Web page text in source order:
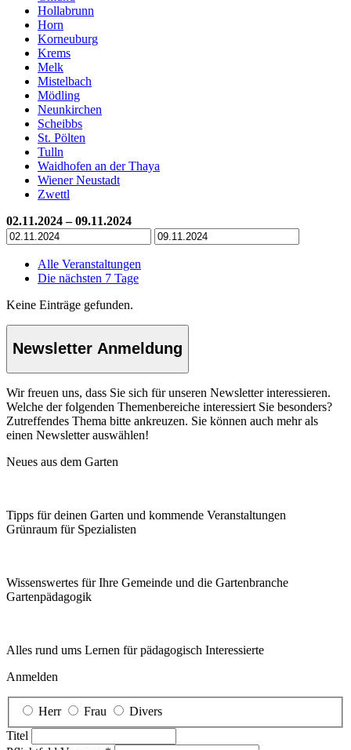
Hollabrunn
Horn
Korneuburg
Krems
Melk
Mistelbach
Mödling
Neunkirchen
Scheibbs
St. Pölten
Tulln
Waidhofen an der Thaya
Wiener Neustadt
Zwettl
02.11.2024 – 09.11.2024
Alle Veranstaltungen
Die nächsten 7 Tage
Keine Einträge gefunden.
Newsletter Anmeldung
Wir freuen uns, dass Sie sich für unseren Newsletter interessieren.
Welche der folgenden Themenbereiche interessiert Sie besonders?
Zutreffendes Thema bitte ankreuzen. Sie können auch mehr als
einen Newsletter auswählen!
Neues aus dem Garten
Tipps für deinen Garten und kommende Veranstaltungen
Grünraum für Spezialisten
Wissenswertes für Ihre Gemeinde und die Gartenbranche
Garten­pädagogik
Alles rund ums Lernen für pädagogisch Interessierte
Anmelden
Herr Frau
Divers
Titel